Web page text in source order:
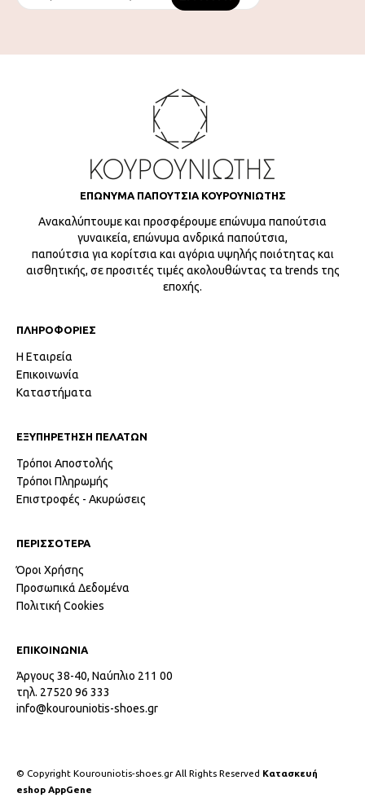
ΕΠΩΝΥΜΑ ΠΑΠΟΥΤΣΙΑ ΚΟΥΡΟΥΝΙΩΤΗΣ
Ανακαλύπτουμε και προσφέρουμε επώνυμα παπούτσια
γυναικεία, επώνυμα ανδρικά παπούτσια,
παπούτσια για κορίτσια και αγόρια υψηλής ποιότητας και
αισθητικής, σε προσιτές τιμές ακολουθώντας τα trends της
εποχής.
ΠΛΗΡΟΦΟΡΙΕΣ
Η Εταιρεία
Επικοινωνία
Καταστήματα
ΕΞΥΠΗΡΕΤΗΣΗ ΠΕΛΑΤΩΝ
Τρόποι Αποστολής
Τρόποι Πληρωμής
Επιστροφές - Ακυρώσεις
ΠΕΡΙΣΣΟΤΕΡΑ
Όροι Χρήσης
Προσωπικά Δεδομένα
Πολιτική Cookies
ΕΠΙΚΟΙΝΩΝΙΑ
Άργους 38-40, Ναύπλιο 211 00
τηλ. 27520 96 333
info@kourouniotis-shoes.gr
© Copyright Kourouniotis-shoes.gr All Rights Reserved Κατασκευή
eshop AppGene